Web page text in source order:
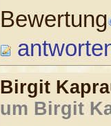
Bewertung
Birgit
um Birgit